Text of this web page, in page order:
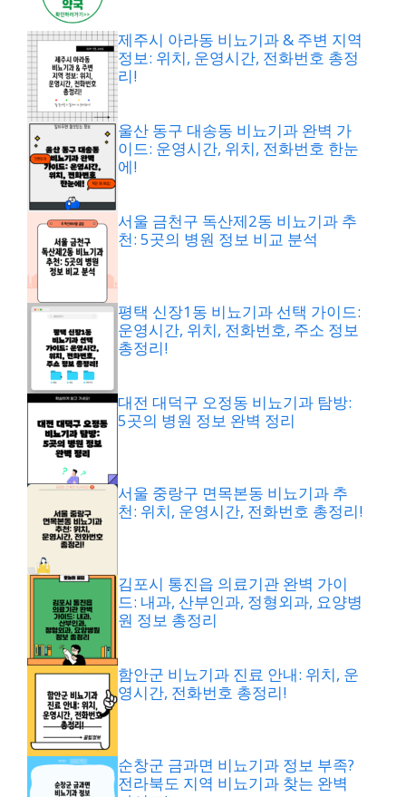
제주시 아라동 비뇨기과 & 주변 지역
정보: 위치, 운영시간, 전화번호 총정
리!
울산 동구 대송동 비뇨기과 완벽 가
이드: 운영시간, 위치, 전화번호 한눈
에!
서울 금천구 독산제2동 비뇨기과 추
천: 5곳의 병원 정보 비교 분석
평택 신장1동 비뇨기과 선택 가이드:
운영시간, 위치, 전화번호, 주소 정보
총정리!
대전 대덕구 오정동 비뇨기과 탐방:
5곳의 병원 정보 완벽 정리
서울 중랑구 면목본동 비뇨기과 추
천: 위치, 운영시간, 전화번호 총정리!
김포시 통진읍 의료기관 완벽 가이
드: 내과, 산부인과, 정형외과, 요양병
원 정보 총정리
함안군 비뇨기과 진료 안내: 위치, 운
영시간, 전화번호 총정리!
순창군 금과면 비뇨기과 정보 부족?
전라북도 지역 비뇨기과 찾는 완벽